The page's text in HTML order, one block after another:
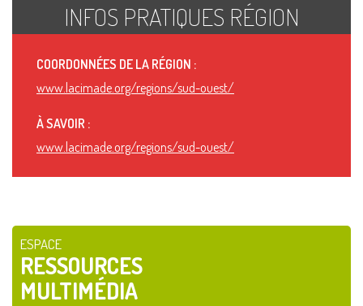
INFOS PRATIQUES RÉGION
COORDONNÉES DE LA RÉGION :
www.lacimade.org/regions/sud-ouest/
À SAVOIR :
www.lacimade.org/regions/sud-ouest/
ESPACE
RESSOURCES
MULTIMÉDIA